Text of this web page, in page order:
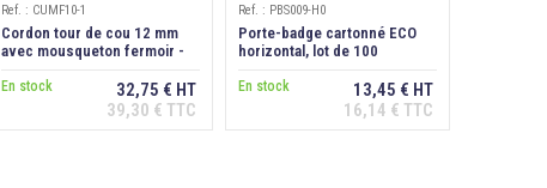
Ref. : CUMF10-1
Cordon tour de cou 12 mm
avec mousqueton fermoir -
En stock
32,75 € HT
39,30 € TTC
Ajouter au
Ref. : PBS009-H0
Porte-badge cartonné ECO
horizontal, lot de 100
En stock
13,45 € HT
16,14 € TTC
Ajouter au